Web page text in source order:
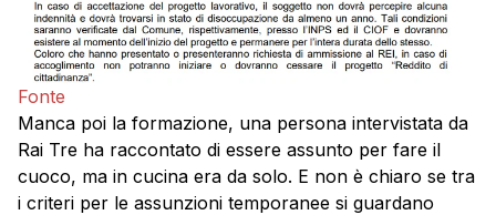
Fonte
Manca poi la formazione, una persona intervistata da
Rai Tre ha raccontato di essere assunto per fare il
cuoco, ma in cucina era da solo. E non è chiaro se tra
i criteri per le assunzioni temporanee si guardano